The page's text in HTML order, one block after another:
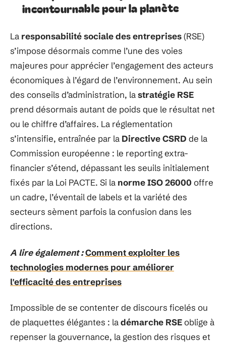
incontournable pour la planète
La responsabilité sociale des entreprises(RSE)
s’impose désormais comme l’une des voies
majeures pour apprécier l’engagement des acteurs
économiques à l’égard de l’environnement. Au sein
des conseils d’administration, lastratégie RSE
prend désormais autant de poids que le résultat net
ou le chiffre d’affaires. La réglementation
s’intensifie, entraînée par la Directive CSRD de la
Commission européenne : le reporting extra-
financier s’étend, dépassant les seuils initialement
fixés par la Loi PACTE. Si la norme ISO 26000 offre
un cadre, l’éventail de labels et la variété des
secteurs sèment parfois la confusion dans les
directions.
A lire également :Comment exploiter les
technologies modernes pour améliorer
l'efficacité des entreprises
Impossible de se contenter de discours ficelés ou
de plaquettes élégantes : ladémarche RSEoblige à
repenser la gouvernance, la gestion des risques et